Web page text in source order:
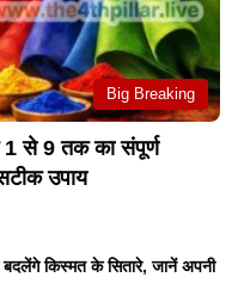
Big Breaking
से 9 तक का संपूर्ण
उपाय
बदलेंगे किस्मत के सितारे, जानें अपनी